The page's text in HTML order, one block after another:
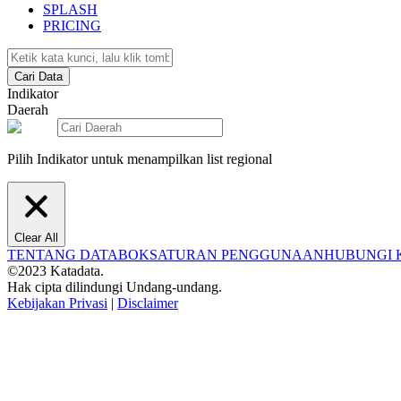
SPLASH
PRICING
Cari Data
Indikator
Daerah
Pilih Indikator untuk menampilkan list regional
Clear All
TENTANG DATABOKSATURAN PENGGUNAANHUBUNGI
©2023 Katadata.
Hak cipta dilindungi Undang-undang.
Kebijakan Privasi | Disclaimer